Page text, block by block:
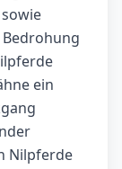
ein
Nilpferde